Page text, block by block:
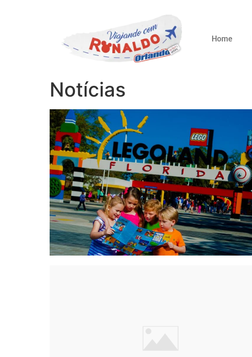
Home
Notícias